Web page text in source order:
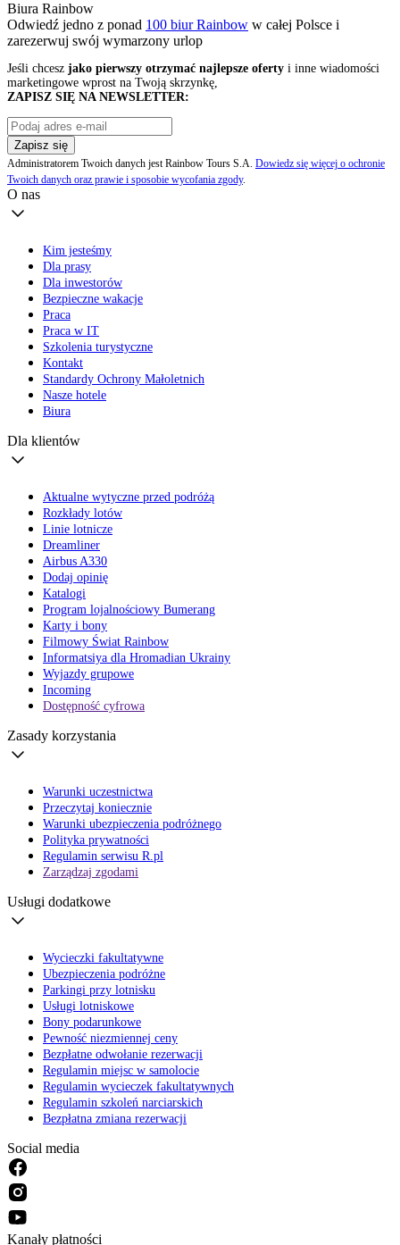
Biura Rainbow
Odwiedź jedno z ponad 100 biur Rainbow w całej Polsce i
zarezerwuj swój wymarzony urlop
Jeśli chcesz jako pierwszy otrzymać najlepsze oferty i inne wiadomości
marketingowe wprost na Twoją skrzynkę,
ZAPISZ SIĘ NA NEWSLETTER:
Zapisz się
Administratorem Twoich danych jest Rainbow Tours S.A. Dowiedz się więcej o ochronie
Twoich danych oraz prawie i sposobie wycofania zgody.
O nas
Kim jesteśmy
Dla prasy
Dla inwestorów
Bezpieczne wakacje
Praca
Praca w IT
Szkolenia turystyczne
Kontakt
Standardy Ochrony Małoletnich
Nasze hotele
Biura
Dla klientów
Aktualne wytyczne przed podróżą
Rozkłady lotów
Linie lotnicze
Dreamliner
Airbus A330
Dodaj opinię
Katalogi
Program lojalnościowy Bumerang
Karty i bony
Filmowy Świat Rainbow
Informatsiya dla Hromadian Ukrainy
Wyjazdy grupowe
Incoming
Dostępność cyfrowa
Zasady korzystania
Warunki uczestnictwa
Przeczytaj koniecznie
Warunki ubezpieczenia podróżnego
Polityka prywatności
Regulamin serwisu R.pl
Zarządzaj zgodami
Usługi dodatkowe
Wycieczki fakultatywne
Ubezpieczenia podróżne
Parkingi przy lotnisku
Usługi lotniskowe
Bony podarunkowe
Pewność niezmiennej ceny
Bezpłatne odwołanie rezerwacji
Regulamin miejsc w samolocie
Regulamin wycieczek fakultatywnych
Regulamin szkoleń narciarskich
Bezpłatna zmiana rezerwacji
Social media
Kanały płatności